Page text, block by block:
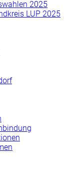
2025
LUP 2025